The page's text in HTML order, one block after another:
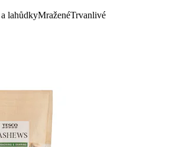
lahůdkyMraženéTrvanlivé